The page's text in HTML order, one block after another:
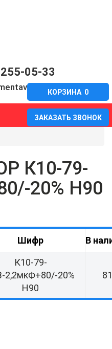
05-33
ЗАКАЗАТЬ ЗВОНОК
КОРЗИНА 0
К10-79-
20% Н90
Шифр В
К10-79-
2,2мкФ+80/-20%
Н90
81